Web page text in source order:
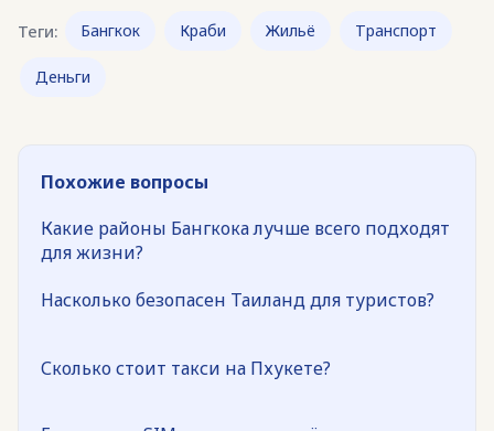
Теги: Бангкок Краби Жильё Транспорт
Деньги
Похожие вопросы
Какие районы Бангкока лучше всего подходят
для жизни?
Насколько безопасен Таиланд для туристов?
Сколько стоит такси на Пхукете?